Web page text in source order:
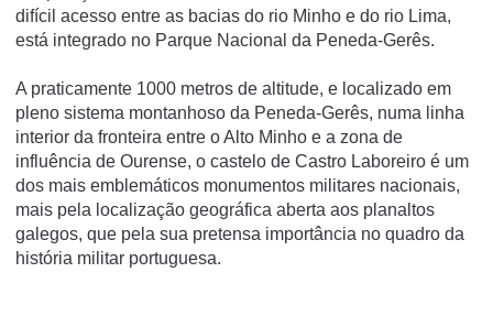
difí­cil acesso entre as bacias do rio Minho e do rio Lima,
está integrado no Parque Nacional da Peneda-Gerês.
A praticamente 1000 metros de altitude, e localizado em
pleno sistema montanhoso da Peneda-Gerês, numa linha
interior da fronteira entre o Alto Minho e a zona de
influência de Ourense, o castelo de Castro Laboreiro é um
dos mais emblemáticos monumentos militares nacionais,
mais pela localização geográfica aberta aos planaltos
galegos, que pela sua pretensa importância no quadro da
história militar portuguesa.